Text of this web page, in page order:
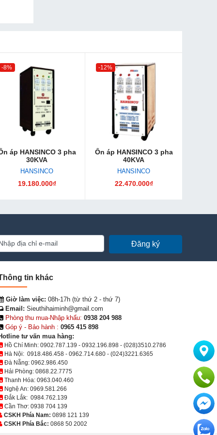
-8%
áp HANSINCO 3 pha
30KVA
HANSINCO
19.180.000₫
-12%
Ổn áp HANSINCO 3 pha
40KVA
HANSINCO
22.470.000₫
Đăng ký
tin khác
Giờ làm việc: 08h-17h (từ thứ 2 - thứ 7)
Email: Sieuthihaiminh@gmail.com
Phòng thu mua-Nhập khẩu: 0938 204 988
Góp ý - Bảo hành : 0965 415 898
tư vấn mua hàng:
Hồ Chí Minh: 0902.787.139 - 0932.196.898 - (028)3510.2786
Hà Nội: 0918.486.458 - 0962.714.680 - (024)3221.6365
Đà Nẵng: 0962.986.450
Hải Phòng: 0868.22.7775
Thanh Hóa: 0963.040.460
Nghệ An: 0969.581.266
Đắk Lắk: 0984.762.139
Cần Thơ: 0938 704 139
CSKH Phía Nam: 0898 121 139
CSKH Phía Bắc: 0868 50 2002